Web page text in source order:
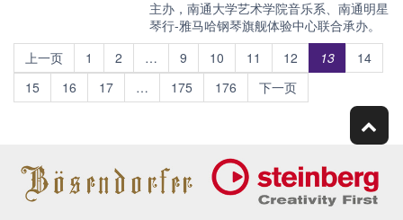
主办，南通大学艺术学院音乐系、南通明星
琴行-雅马哈钢琴旗舰体验中心联合承办。
上一页
1 2 … 9 10 11 12 13
14
15
16 17 … 175 176 下一页